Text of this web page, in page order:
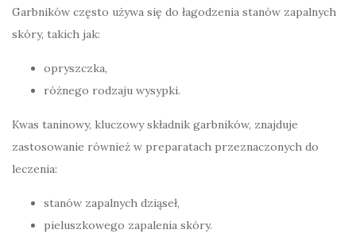
Garbników często używa się do łagodzenia stanów zapalnych
skóry, takich jak:
opryszczka,
różnego rodzaju wysypki.
Kwas taninowy, kluczowy składnik garbników, znajduje
zastosowanie również w preparatach przeznaczonych do
leczenia:
stanów zapalnych dziąseł,
pieluszkowego zapalenia skóry.